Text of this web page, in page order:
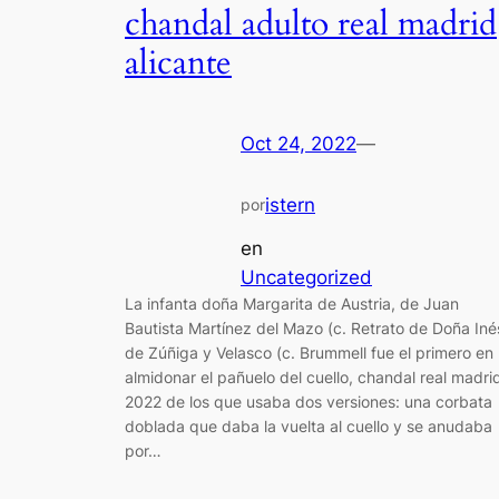
chandal adulto real madrid
alicante
Oct 24, 2022—
poristern
en
Uncategorized
La infanta doña Margarita de Austria, de Juan
Bautista Martínez del Mazo (c. Retrato de Doña
de Zúñiga y Velasco (c. Brummell fue el primero en
almidonar el pañuelo del cuello, chandal real
2022 de los que usaba dos versiones: una corbata
doblada que daba la vuelta al cuello y se anudaba
por…